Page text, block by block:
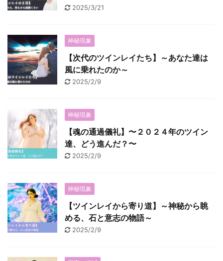
2025/3/21
神秘現象
【次代のツインレイたち】～あなた達は
風に乗れたのか～
2025/2/9
神秘現象
【魂の通過儀礼】〜２０２４年のツイン
達、どう進んだ？〜
2025/2/9
神秘現象
【ツインレイから寄り道】～神秘から眺
める、石と意志の物語～
2025/2/9